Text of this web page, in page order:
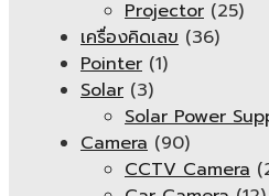
Projector (25)
เครื่องคิดเลข (36)
Pointer (1)
Solar (3)
Solar Power
Camera (90)
CCTV Camera